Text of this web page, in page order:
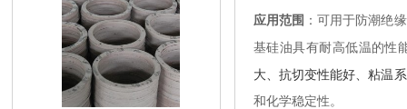
应用范围 ：可用于防潮绝
基硅油具有耐高低温的性
大、抗切变性能好、粘温
和化学稳定性。